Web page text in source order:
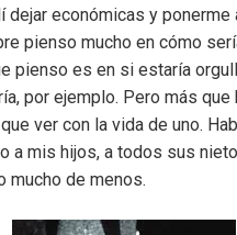
económicas y
pienso mucho en cómo
pienso es en si estaría
por ejemplo. Pero más
ver con la vida de uno.
a mis hijos, a todos sus
mucho de menos.